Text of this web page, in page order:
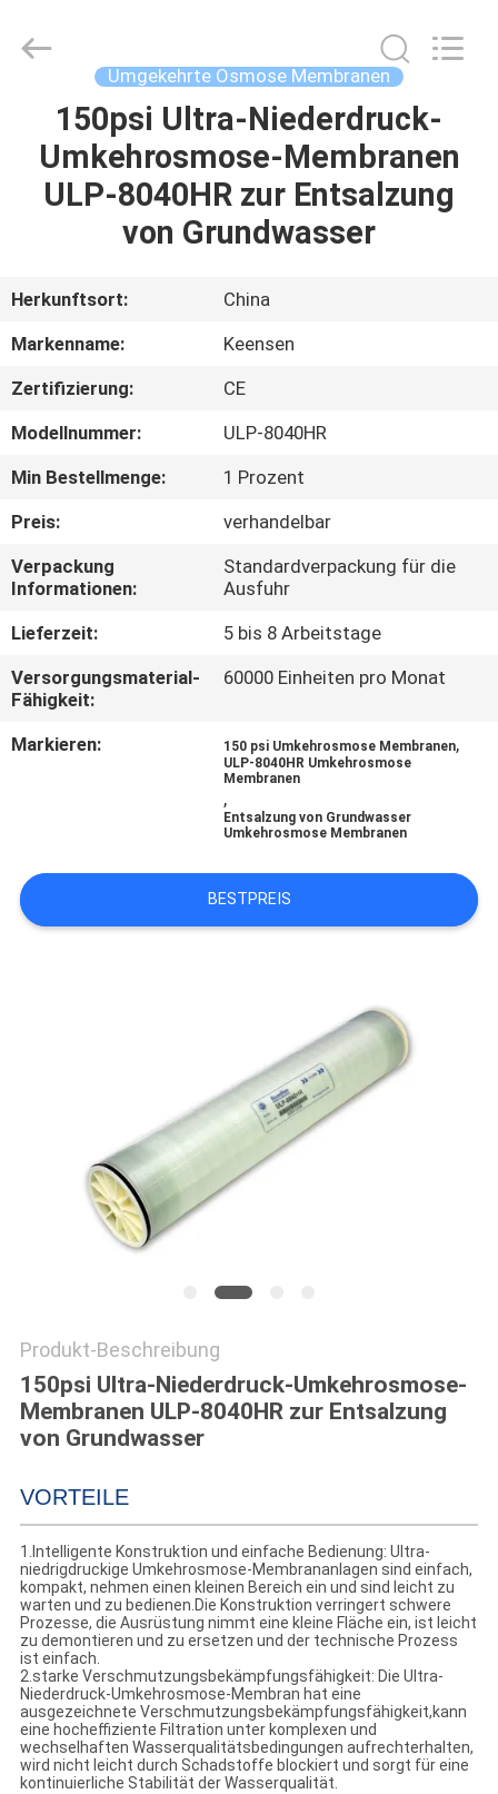
HAUS
PRODUKTE
UNS
AUSFLUG
QUALITÄTSKONTROLLE
TRETEN
SIE
MIT
UNS
IN
VERBINDUNG
FORDERN
SIE EIN
Umgekehrte Osmose Membranen
150psi Ultra-Niederdruck-
Umkehrosmose-Membranen
ULP-8040HR zur Entsalzung
von Grundwasser
Herkunftsort:
China
Markenname:
Keensen
Zertifizierung:
CE
Modellnummer:
ULP-8040HR
Min Bestellmenge:
1 Prozent
Preis:
verhandelbar
Verpackung
Informationen:
Standardverpackung für die
Ausfuhr
Lieferzeit:
5 bis 8 Arbeitstage
Versorgungsmaterial-
Fähigkeit:
60000 Einheiten pro Monat
Markieren: 150 psi Umkehrosmose Membranen,
ULP-8040HR Umkehrosmose
Membranen
,
Entsalzung von Grundwasser
Umkehrosmose Membranen
BESTPREIS
Produkt-Beschreibung
150psi Ultra-Niederdruck-Umkehrosmose-
Membranen ULP-8040HR zur Entsalzung
von Grundwasser
VORTEILE
1.Intelligente Konstruktion und einfache Bedienung: Ultra-
niedrigdruckige Umkehrosmose-Membrananlagen sind einfach,
kompakt, nehmen einen kleinen Bereich ein und sind leicht zu
warten und zu bedienen.Die Konstruktion verringert schwere
Prozesse, die Ausrüstung nimmt eine kleine Fläche ein, ist leicht
zu demontieren und zu ersetzen und der technische Prozess
ist einfach.
2.starke Verschmutzungsbekämpfungsfähigkeit: Die Ultra-
Niederdruck-Umkehrosmose-Membran hat eine
ausgezeichnete Verschmutzungsbekämpfungsfähigkeit,kann
eine hocheffiziente Filtration unter komplexen und
wechselhaften Wasserqualitätsbedingungen aufrechterhalten,
wird nicht leicht durch Schadstoffe blockiert und sorgt für eine
kontinuierliche Stabilität der Wasserqualität.